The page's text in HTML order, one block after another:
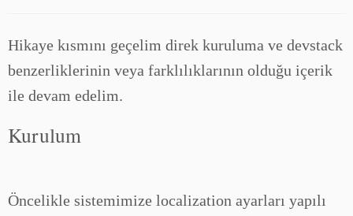
Hikaye kısmını geçelim direk kuruluma ve devstack
benzerliklerinin veya farklılıklarının olduğu içerik
ile devam edelim.
Kurulum
Öncelikle sistemimize localization ayarları yapılı